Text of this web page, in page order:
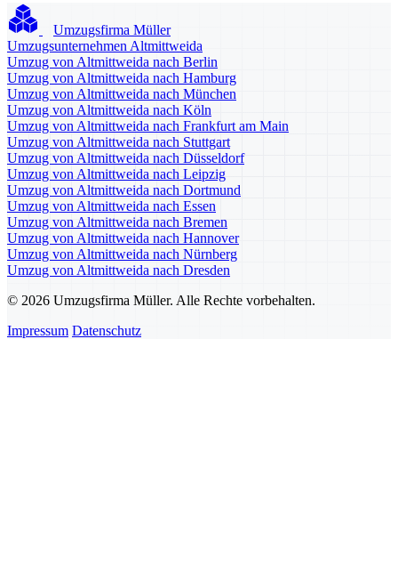
Umzugsfirma Müller
Umzugsunternehmen Altmittweida
Umzug von Altmittweida nach Berlin
Umzug von Altmittweida nach Hamburg
Umzug von Altmittweida nach München
Umzug von Altmittweida nach Köln
Umzug von Altmittweida nach Frankfurt am Main
Umzug von Altmittweida nach Stuttgart
Umzug von Altmittweida nach Düsseldorf
Umzug von Altmittweida nach Leipzig
Umzug von Altmittweida nach Dortmund
Umzug von Altmittweida nach Essen
Umzug von Altmittweida nach Bremen
Umzug von Altmittweida nach Hannover
Umzug von Altmittweida nach Nürnberg
Umzug von Altmittweida nach Dresden
© 2026 Umzugsfirma Müller. Alle Rechte vorbehalten.
Impressum Datenschutz